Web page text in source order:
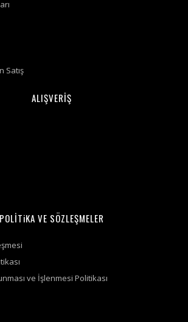
Satış
ALIŞVERİŞ
POLİTiKA VE SÖZLEŞMELER
ve İşlenmesi Politikası